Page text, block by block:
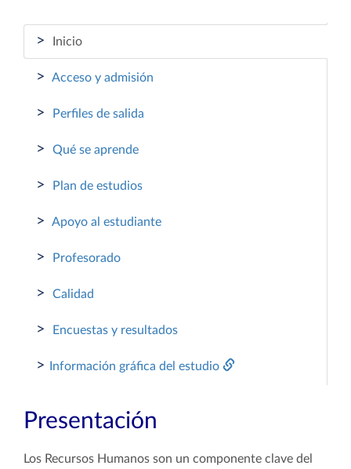
> Inicio
> Acceso y admisión
> Perfiles de salida
> Qué se aprende
> Plan de estudios
> Apoyo al estudiante
> Profesorado
> Calidad
> Encuestas y resultados
> Información gráfica del estudio
Presentación
Los Recursos Humanos son un componente clave del